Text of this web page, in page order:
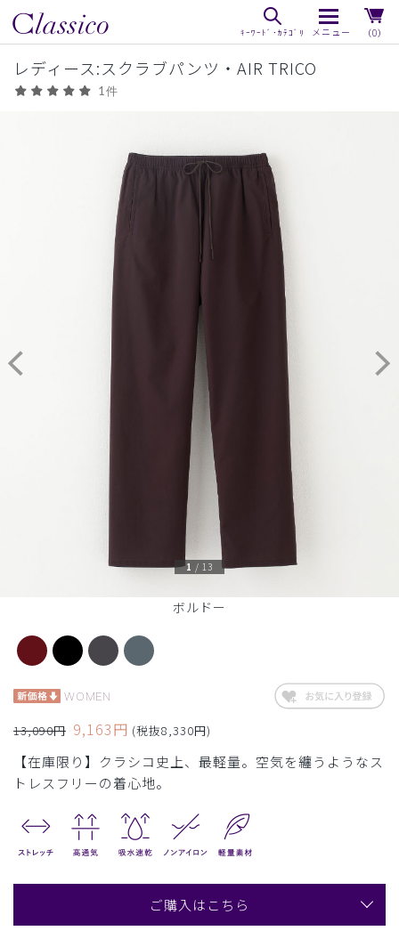
（0）
レディース:スクラブパンツ・AIR TRICO
1件
ボルドー
1 / 13
WOMEN
13,090円 9,163円 (税抜8,330円)
【在庫限り】クラシコ史上、最軽量。空気を纏うようなス
トレスフリーの着心地。
ご購入はこちら